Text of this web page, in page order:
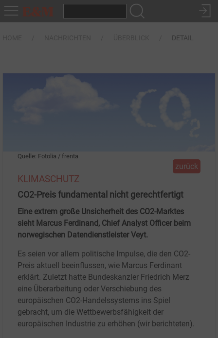
DETAIL
Quelle: Fotolia / frenta
zurück
KLIMASCHUTZ
CO2-Preis fundamental nicht gerechtfertigt
Eine extrem große Unsicherheit des CO2-Marktes
sieht Marcus Ferdinand, Chief Analyst Officer beim
norwegischen Datendienstleister Veyt.
Es seien vor allem politische Impulse, die den CO2-
Preis aktuell beeinflussen, wie Marcus Ferdinant
erklärt. Zuletzt hatte Bundeskanzler Friedrich Merz
eine Überarbeitung oder Verschiebung des
europäischen CO2-Handelssystems ins Spiel
gebracht, um die Wettbewerbsfähigkeit der
europäischen Industrie zu erhöhen (wir berichteten).